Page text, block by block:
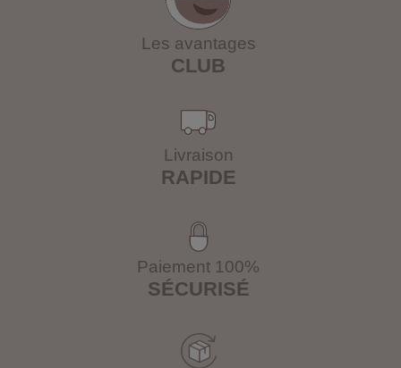
Les avantages
CLUB
Livraison
RAPIDE
Paiement 100%
SÉCURISÉ